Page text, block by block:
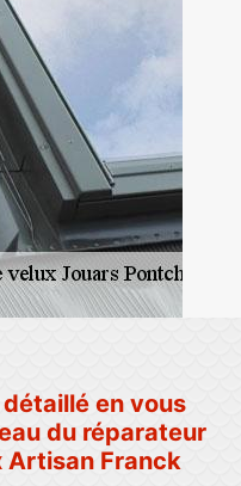
en vous
du réparateur
Artisan Franck